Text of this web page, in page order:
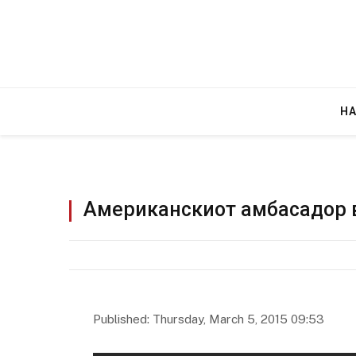
Американскиот амбасадор
Published: Thursday, March 5, 2015 09:53